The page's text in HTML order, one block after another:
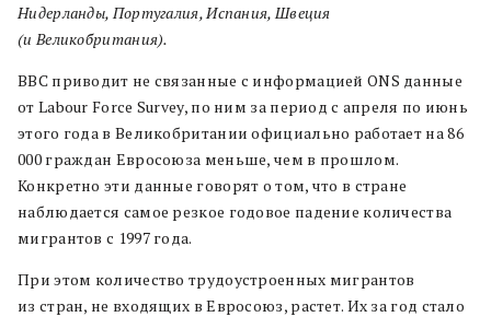
Нидерланды, Португалия, Испания, Швеция
(и Великобритания).
BBC приводит не связанные с информацией ONS данные
от Labour Force Survey, по ним за период с апреля по июнь
этого года в Великобритании официально работает на 86
000 граждан Евросоюза меньше, чем в прошлом.
Конкретно эти данные говорят о том, что в стране
наблюдается самое резкое годовое падение количества
мигрантов с 1997 года.
При этом количество трудоустроенных мигрантов
из стран, не входящих в Евросоюз, растет. Их за год стало